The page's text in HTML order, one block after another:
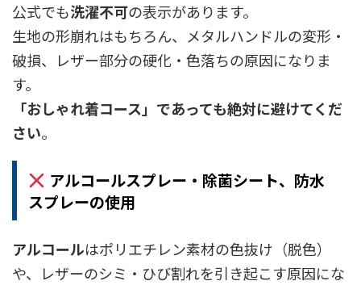
公式でも洗濯不可の表示があります。
生地の形崩れはもちろん、メタルハンドルの変形・
破損、レザー部分の硬化・色落ちの原因になりま
す。
「おしゃれ着コース」であっても絶対に避けてくだ
さい。
アルコールスプレー・除菌シート、防水
スプレーの使用
アルコールはポリエチレン素材の色抜け（脱色）
や、レザーのシミ・ひび割れを引き起こす原因にな